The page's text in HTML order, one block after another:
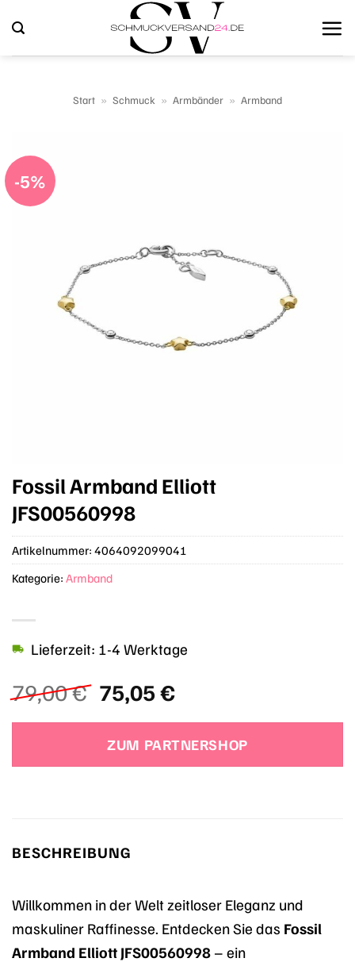
Inhalt
springen
Start » Schmuck » Armbänder » Armband
-5%
Fossil Armband Elliott
JFS00560998
79,00€ Ursprünglicher
Preis
war:
79,00 €
75,05€Aktueller
ist:
75,05 €.
Lieferzeit: 1-4 Werktage
ZUM PARTNERSHOP
Artikelnummer: 4064092099041
Kategorie: Armband
BESCHREIBUNG
Willkommen in der Welt zeitloser Eleganz und
maskuliner Raffinesse. Entdecken Sie das Fossil
Armband Elliott JFS00560998 – ein